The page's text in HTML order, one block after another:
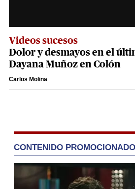
Videos sucesos
Dolor y desmayos en el
Dayana Muñoz en Colón
Carlos Molina
CONTENIDO PROMOCIONADO